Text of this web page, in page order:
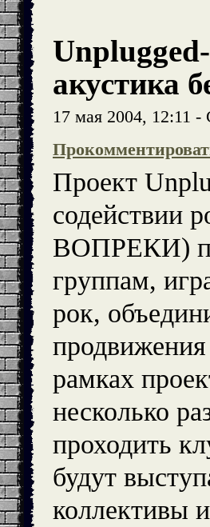
акустика
17 мая 2004, 12:11
Проект
содействии
ВОПРЕКИ)
группам,
рок,
продвижения
рамках
несколько
проходить
будут
коллективы